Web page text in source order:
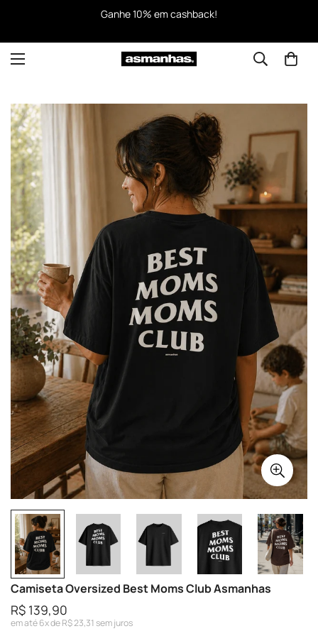
Ganhe 10% em cashback!
Camiseta Oversized Best Moms Club Asmanhas
Preço
regular
R$ 139,90
em até 6x de R$ 23,31 sem juros